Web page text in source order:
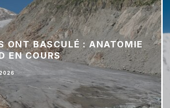
ONT BASCULÉ : ANATOMIE
EN COURS